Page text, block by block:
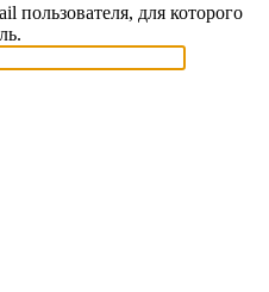
пользователя, для которого